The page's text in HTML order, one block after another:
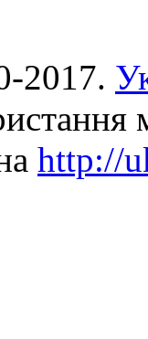
2017.
http://